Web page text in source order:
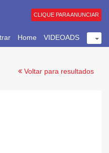
Home VIDEOADS
CLIQUE PARA ANUNCIAR
Voltar para resultados